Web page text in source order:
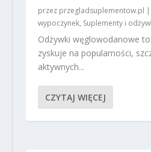
przez przegladsuplementow.pl |
wypoczynek, Suplementy i
Odżywki węglowodanowe
zyskuje na popularności,
aktywnych...
CZYTAJ WIĘCEJ